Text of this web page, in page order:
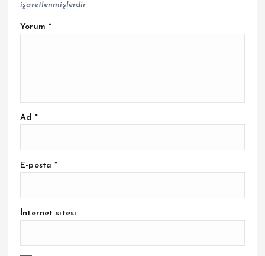
işaretlenmişlerdir
Yorum *
Ad *
E-posta*
İnternet sitesi